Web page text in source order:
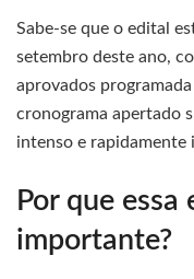
Sabe-se que o edital
setembro deste ano,
aprovados
cronograma apertado
intenso e rapidamente
Por que essa
importante?